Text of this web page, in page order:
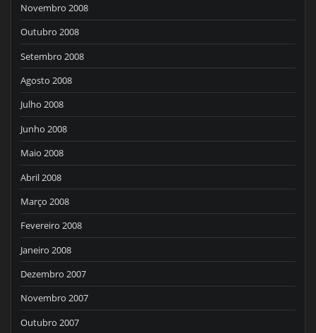
Novembro 2008
Outubro 2008
Setembro 2008
Agosto 2008
Julho 2008
Junho 2008
Maio 2008
Abril 2008
Março 2008
Fevereiro 2008
Janeiro 2008
Dezembro 2007
Novembro 2007
Outubro 2007